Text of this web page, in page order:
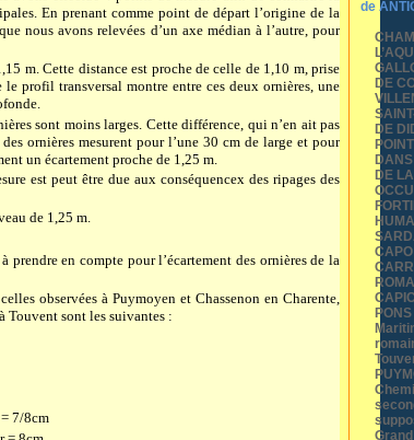
En prenant comme point de départ l’origine de la
nous avons relevées d’un axe médian à l’autre, pour
m. Cette distance est proche de celle de 1,10 m, prise
le profil transversal montre entre ces deux ornières, une
sont moins larges. Cette différence, qui n’en ait pas
ornières mesurent pour l’une 30 cm de large et pour
un écartement proche de 1,25 m
est peut être due aux conséquencex des ripages des
de 1,25 m.
prendre en compte pour l’écartement des ornières de la
observées à Puymoyen et Chassenon en Charente,
Touvent sont les suivantes :
7/8cm
de
DE
DE
DE